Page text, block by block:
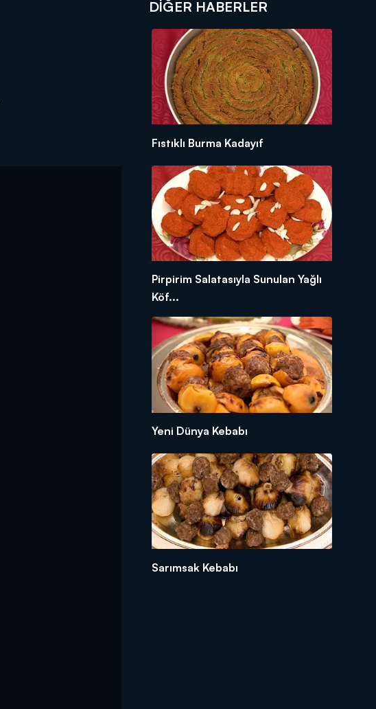
DIĞER HABERLER
Fıstıklı Burma Kadayıf
Pirpirim Salatasıyla Sunulan Yağlı
Köf...
Yeni Dünya Kebabı
Sarımsak Kebabı